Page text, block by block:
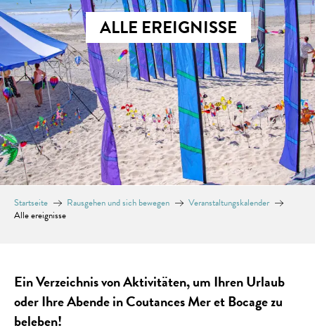
ALLE EREIGNISSE
Startseite Rausgehen und sich bewegen
Veranstaltungskalender
Alle ereignisse
Ein Verzeichnis von Aktivitäten, um Ihren Urlaub
oder Ihre Abende in Coutances Mer et Bocage zu
beleben!